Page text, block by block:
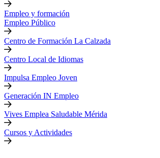
Empleo y formación
Empleo Público
Centro de Formación La Calzada
Centro Local de Idiomas
Impulsa Empleo Joven
Generación IN Empleo
Vives Emplea Saludable Mérida
Cursos y Actividades